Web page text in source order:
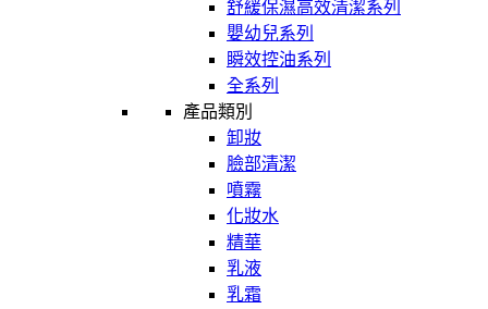
舒緩保濕高效清潔系列
嬰幼兒系列
瞬效控油系列
全系列
產品類別
卸妝
臉部清潔
噴霧
化妝水
精華
乳液
乳霜